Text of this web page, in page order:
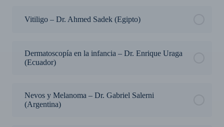
Vitiligo – Dr. Ahmed Sadek (Egipto)
Dermatoscopía en la infancia – Dr. Enrique Uraga
(Ecuador)
Nevos y Melanoma – Dr. Gabriel Salerni
(Argentina)